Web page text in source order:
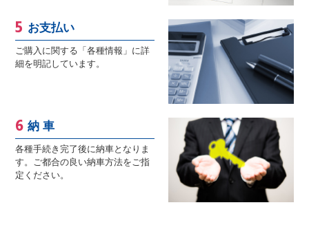
お支払い
ご購入に関する「各種情報」に詳
細を明記しています。
納 車
各種手続き完了後に納車となりま
す。ご都合の良い納車方法をご指
定ください。